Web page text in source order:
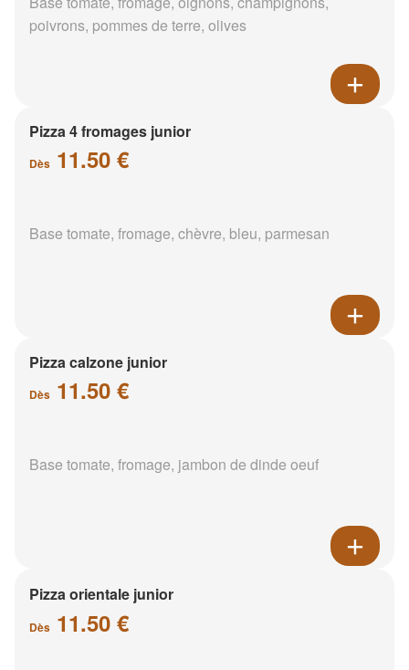
poivrons, pommes de terre, olives
Pizza 4 fromages junior
Dès 11.50 €
Base tomate, fromage, chèvre, bleu, parmesan
Pizza calzone junior
Dès 11.50 €
Base tomate, fromage, jambon de dinde oeuf
Pizza orientale junior
Dès 11.50 €